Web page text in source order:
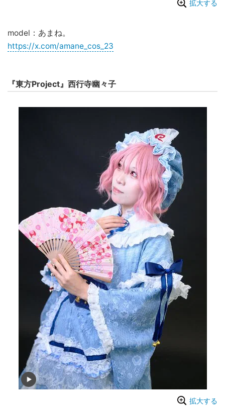
拡大する
model：あまね。
https://x.com/amane_cos_23
『東方Project』西行寺幽々子
拡大する